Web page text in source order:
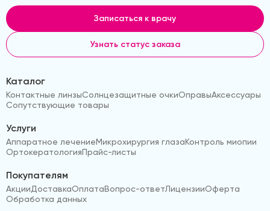
Записаться к врачу
Узнать статус заказа
Каталог
Контактные линзыСолнцезащитные очкиОправыАксессуары
Сопутствующие товары
Услуги
Аппаратное лечениеМикрохирургия глазаКонтроль миопии
ОртокератологияПрайс-листы
Покупателям
АкцииДоставкаОплатаВопрос-ответЛицензииОферта
Обработка данных